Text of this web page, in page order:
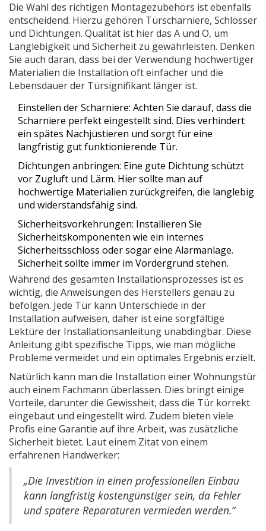
Die Wahl des richtigen Montagezubehörs ist ebenfalls
entscheidend. Hierzu gehören Türscharniere, Schlösser
und Dichtungen. Qualität ist hier das A und O, um
Langlebigkeit und Sicherheit zu gewährleisten. Denken
Sie auch daran, dass bei der Verwendung hochwertiger
Materialien die Installation oft einfacher und die
Lebensdauer der Türsignifikant länger ist.
Einstellen der Scharniere: Achten Sie darauf, dass die
Scharniere perfekt eingestellt sind. Dies verhindert
ein spätes Nachjustieren und sorgt für eine
langfristig gut funktionierende Tür.
Dichtungen anbringen: Eine gute Dichtung schützt
vor Zugluft und Lärm. Hier sollte man auf
hochwertige Materialien zurückgreifen, die langlebig
und widerstandsfähig sind.
Sicherheitsvorkehrungen: Installieren Sie
Sicherheitskomponenten wie ein internes
Sicherheitsschloss oder sogar eine Alarmanlage.
Sicherheit sollte immer im Vordergrund stehen.
Während des gesamten Installationsprozesses ist es
wichtig, die Anweisungen des Herstellers genau zu
befolgen. Jede Tür kann Unterschiede in der
Installation aufweisen, daher ist eine sorgfältige
Lektüre der Installationsanleitung unabdingbar. Diese
Anleitung gibt spezifische Tipps, wie man mögliche
Probleme vermeidet und ein optimales Ergebnis erzielt.
Natürlich kann man die Installation einer Wohnungstür
auch einem Fachmann überlassen. Dies bringt einige
Vorteile, darunter die Gewissheit, dass die Tür korrekt
eingebaut und eingestellt wird. Zudem bieten viele
Profis eine Garantie auf ihre Arbeit, was zusätzliche
Sicherheit bietet. Laut einem Zitat von einem
erfahrenen Handwerker:
„Die Investition in einen professionellen Einbau
kann langfristig kostengünstiger sein, da Fehler
und spätere Reparaturen vermieden werden.“